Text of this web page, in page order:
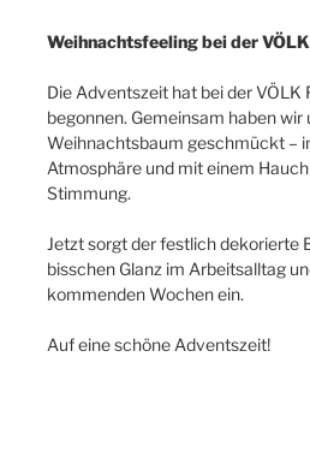
Weihnachtsfeeling bei der
Die Adventszeit hat bei der VÖLK
begonnen. Gemeinsam haben wir
Weihnachtsbaum geschmückt –
Atmosphäre und mit einem
Stimmung.
Jetzt sorgt der festlich dekorierte
bisschen Glanz im Arbeitsalltag
kommenden Wochen ein.
Auf eine schöne Adventszeit!